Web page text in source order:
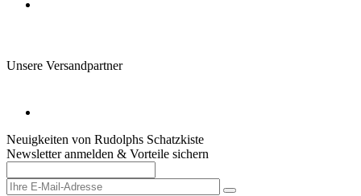
Unsere Versandpartner
Neuigkeiten von Rudolphs Schatzkiste
Newsletter anmelden & Vorteile sichern